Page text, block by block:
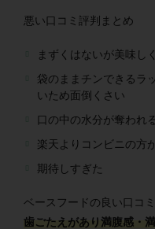
悪い口コミ評判まとめ
まずくはないが美味し
袋のままチンできるラ
いため面倒くさい
口の中の水分が奪われ
楽天よりコンビニの方
期待しすぎた
ベースフードの良い口コ
歯ごたえがあり満腹感・満